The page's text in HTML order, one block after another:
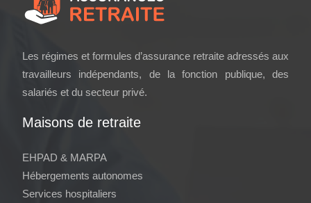
Les régimes et formules d’assurance retraite adressés aux
travailleurs indépendants, de la fonction publique, des
salariés et du secteur privé.
Maisons de retraite
EHPAD & MARPA
Hébergements autonomes
Services hospitaliers